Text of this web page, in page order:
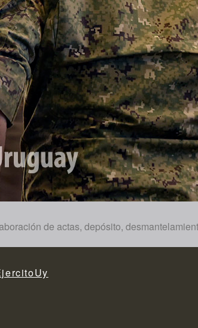
de actas, depósito,